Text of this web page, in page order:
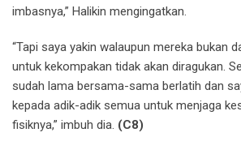
imbasnya,” Halikin mengingatkan.
“Tapi saya yakin walaupun mereka bukan
untuk kekompakan tidak akan diragukan.
sudah lama bersama-sama berlatih dan
kepada adik-adik semua untuk menjaga
fisiknya,” imbuh dia. (C8)